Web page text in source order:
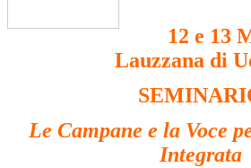
12 e 13
Lauzzana di
Le Campane e la Voce
Integrata